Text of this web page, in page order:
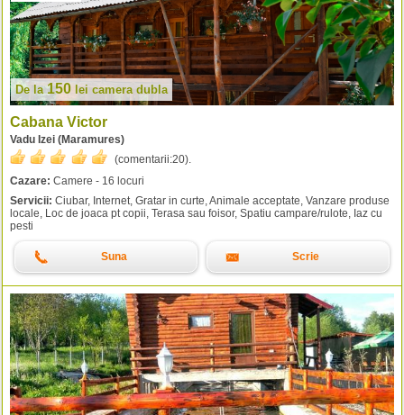
De la 150 lei camera dubla
Cabana Victor
Vadu Izei (Maramures)
(comentarii:20).
Cazare: Camere - 16 locuri
Servicii: Ciubar, Internet, Gratar in curte, Animale acceptate, Vanzare produse
locale, Loc de joaca pt copii, Terasa sau foisor, Spatiu campare/rulote, Iaz cu
pesti
Suna Scrie